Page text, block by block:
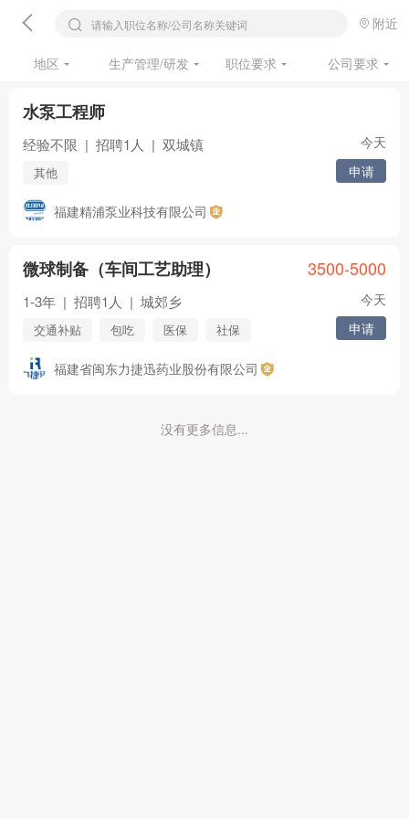
请输入职位名称/公司名称关键词 附近
地区 生产管理/研发 职位要求 公司要求
水泵工程师
经验不限 | 招聘1人 | 双城镇
其他
福建精浦泵业科技有限公司
今天
申请
微球制备（车间工艺助理）
1-3年 | 招聘1人 | 城郊乡
交通补贴 包吃 医保
社保
五险
节日福利
年假 其他
福建省闽东力捷迅药业股份有限公司
3500-5000
今天
申请
没有更多信息...